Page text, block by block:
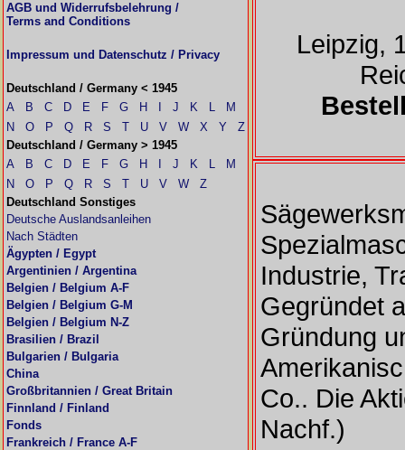
AGB und Widerrufsbelehrung /
Terms and Conditions
Impressum und Datenschutz / Privacy
Deutschland / Germany < 1945
A
B C D E F G H J K L
M
N
O P Q R S T U V W X Y
Z
Deutschland / Germany > 1945
A
B C D E F G H J K L
M
N
O P Q R S T U V W
Z
Deutschland Sonstiges
Deutsche Auslandsanleihen
Nach Städten
Ägypten / Egypt
Argentinien / Argentina
Belgien / Belgium A-F
Belgien / Belgium G-M
Belgien / Belgium N-Z
Brasilien / Brazil
Bulgarien / Bulgaria
China
Großbritannien / Great Britain
Finnland / Finland
Fonds
Frankreich / France A-F
Leipzig,
Industrie,
Gegründet
Gründung
Co.. Die
Nachf.)